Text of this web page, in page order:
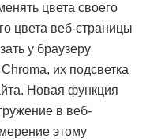
цвета своего
цвета веб-страницы
у браузеру
их подсветка
Новая функция
в веб-
этому